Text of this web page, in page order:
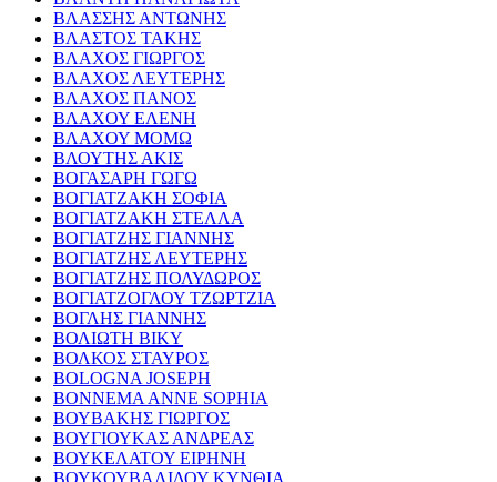
ΒΛΑΣΣΗΣ ΑΝΤΩΝΗΣ
ΒΛΑΣΤΟΣ ΤΑΚΗΣ
ΒΛΑΧΟΣ ΓΙΩΡΓΟΣ
ΒΛΑΧΟΣ ΛΕΥΤΕΡΗΣ
ΒΛΑΧΟΣ ΠΑΝΟΣ
ΒΛΑΧΟΥ ΕΛΕΝΗ
ΒΛΑΧΟΥ ΜΟΜΩ
ΒΛΟΥΤΗΣ ΑΚΙΣ
ΒΟΓΑΣΑΡΗ ΓΩΓΩ
ΒΟΓΙΑΤΖΑΚΗ ΣΟΦΙΑ
ΒΟΓΙΑΤΖΑΚΗ ΣΤΕΛΛΑ
ΒΟΓΙΑΤΖΗΣ ΓΙΑΝΝΗΣ
ΒΟΓΙΑΤΖΗΣ ΛΕΥΤΕΡΗΣ
ΒΟΓΙΑΤΖΗΣ ΠΟΛΥΔΩΡΟΣ
ΒΟΓΙΑΤΖΟΓΛΟΥ ΤΖΩΡΤΖΙΑ
ΒΟΓΛΗΣ ΓΙΑΝΝΗΣ
ΒΟΛΙΩΤΗ ΒΙΚΥ
ΒΟΛΚΟΣ ΣΤΑΥΡΟΣ
BOLOGNA JOSEPH
BONNEMA ANNE SOPHIA
ΒΟΥΒΑΚΗΣ ΓΙΩΡΓΟΣ
ΒΟΥΓΙΟΥΚΑΣ ΑΝΔΡΕΑΣ
ΒΟΥΚΕΛΑΤΟΥ ΕΙΡΗΝΗ